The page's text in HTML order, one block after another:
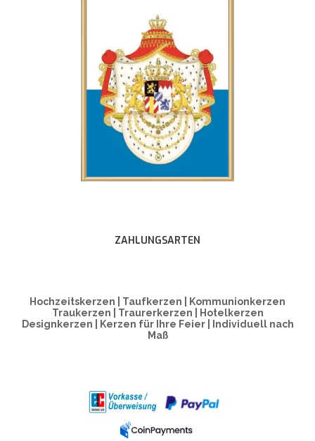
ZAHLUNGSARTEN
Hochzeitskerzen | Taufkerzen | Kommunionkerzen
Traukerzen | Traurerkerzen | Hotelkerzen
Designkerzen | Kerzen für Ihre Feier | Individuell nach
Maß